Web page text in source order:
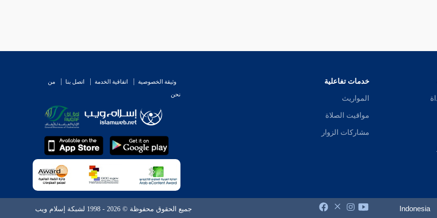
خدمات تفاعلية
المواريث
مواقيت الصلاة
مشاركات الزوار
وثيقة الخصوصية اتفاقية الخدمة اتصل بنا
من
نحن
Indonesia جميع الحقوق محفوظة © 2026 - 1998 لشبكة إسلام ويب